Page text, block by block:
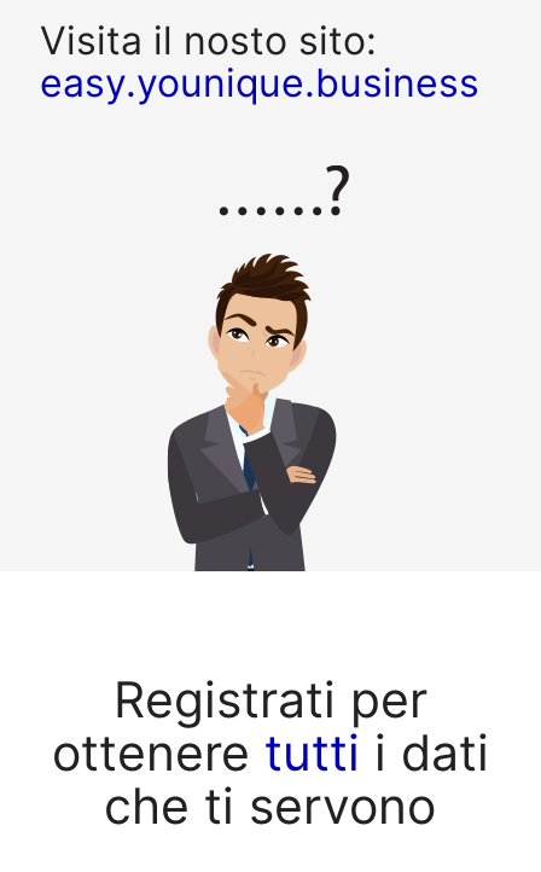
Visita il nosto sito:
easy.younique.business
Registrati per
ottenere tutti i dati
che ti servono